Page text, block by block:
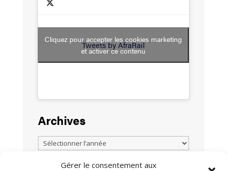
Gérer le consentement aux
Tweets by AfraRail
Cliquez pour accepter les cookies marketing
et activer ce contenu
Archives